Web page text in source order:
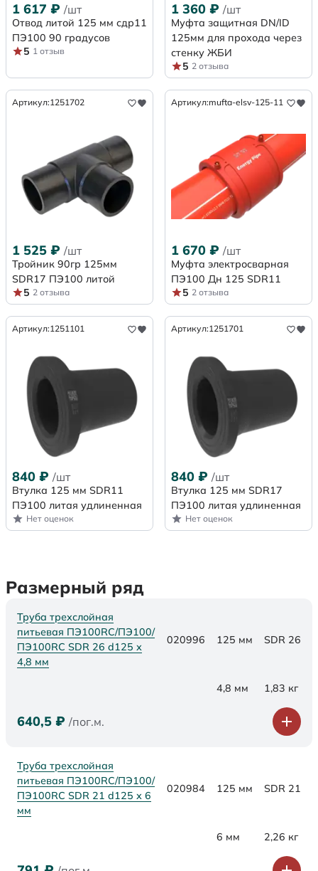
1 617 ₽ /шт
Отвод литой 125 мм сдр11
ПЭ100 90 градусов
5 1 отзыв
1 360 ₽ /шт
Муфта защитная DN/ID
125мм для прохода через
стенку ЖБИ
5 2 отзыва
Артикул:1251702
1 525 ₽ /шт
Тройник 90гр 125мм
SDR17 ПЭ100 литой
5 2 отзыва
Артикул:mufta-elsv-125-11
1 670 ₽ /шт
Муфта электросварная
ПЭ100 Дн 125 SDR11
5 2 отзыва
Артикул:1251101
840 ₽ /шт
Втулка 125 мм SDR11
ПЭ100 литая удлиненная
Нет оценок
Артикул:1251701
840 ₽ /шт
Втулка 125 мм SDR17
ПЭ100 литая удлиненная
Нет оценок
Размерный ряд
Труба трехслойная
питьевая ПЭ100RC/ПЭ100/
ПЭ100RC SDR 26 d125 х
4,8 мм
020996 125 мм SDR 26
4,8 мм 1,83 кг
640,5 ₽ /пог.м.
Труба трехслойная
питьевая ПЭ100RC/ПЭ100/
ПЭ100RC SDR 21 d125 х 6
мм
020984 125 мм SDR 21
6 мм 2,26 кг